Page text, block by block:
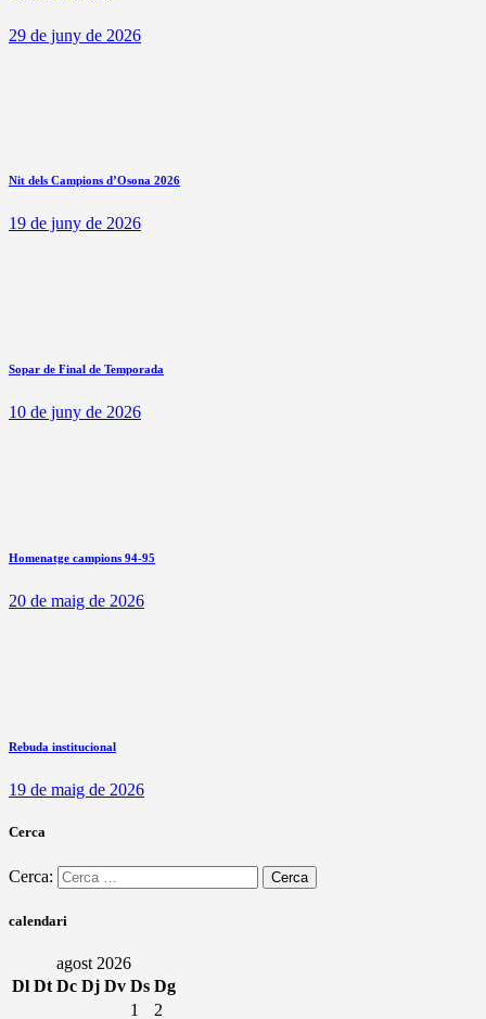
29 de juny de 2026
Nit dels Campions d’Osona 2026
19 de juny de 2026
Sopar de Final de Temporada
10 de juny de 2026
Homenatge campions 94-95
20 de maig de 2026
Rebuda institucional
19 de maig de 2026
Cerca
Cerca:
calendari
agost 2026
Dl Dt Dc Dj Dv Ds Dg
1
2